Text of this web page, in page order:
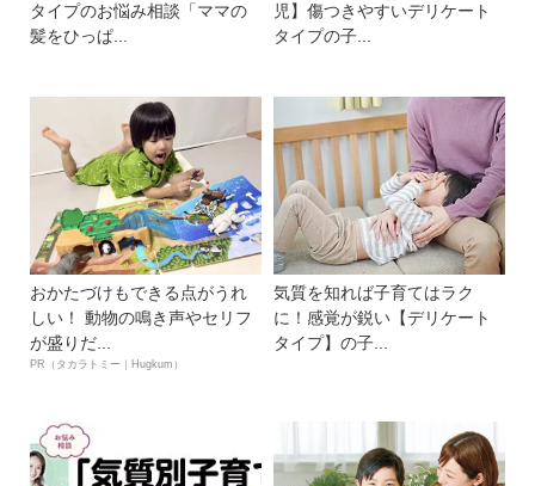
タイプのお悩み相談「ママの
髪をひっぱ...
児】傷つきやすいデリケート
タイプの子...
おかたづけもできる点がうれ
しい！ 動物の鳴き声やセリフ
が盛りだ...
PR（タカラトミー｜Hugkum）
気質を知れば子育てはラク
に！感覚が鋭い【デリケート
タイプ】の子...